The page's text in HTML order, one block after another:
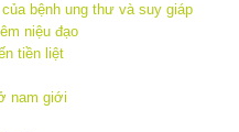
bệnh ung thư và suy giáp
niệu đạo
tiền liệt
nam giới